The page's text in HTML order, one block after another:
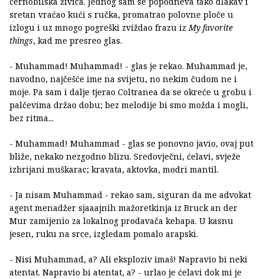
sretan vraćao kući s ručka, promatrao polovne ploče u
izlogu i uz mnogo pogreški zviždao frazu izMy favorite
things, kad me presreo glas.
- Muhammad! Muhammad! - glas je rekao. Muhammad je,
navodno, najčešće ime na svijetu, no nekim čudom ne i
moje. Pa sam i dalje tjerao Coltranea da se okreće u grobu i
palčevima držao dobu; bez melodije bi smo možda i mogli,
bez ritma...
- Muhammad! Muhammad - glas se ponovno javio, ovaj put
bliže, nekako nezgodno blizu. Sredovječni, ćelavi, svježe
izbrijani muškarac; kravata, aktovka, modri mantil.
- Ja nisam Muhammad - rekao sam, siguran da me advokat
agent menadžer sjaaajnih mažoretkinja iz Bruck an der
Mur zamijenio za lokalnog prodavača kebapa. U kasnu
jesen, ruku na srce, izgledam pomalo arapski.
- Nisi Muhammad, a? Ali eksploziv imaš! Napravio bi neki
atentat. Napravio bi atentat, a? - urlao je ćelavi dok mi je